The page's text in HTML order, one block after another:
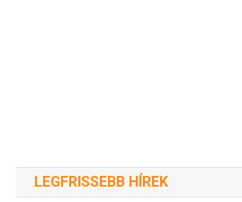
LEGFRISSEBB HÍREK